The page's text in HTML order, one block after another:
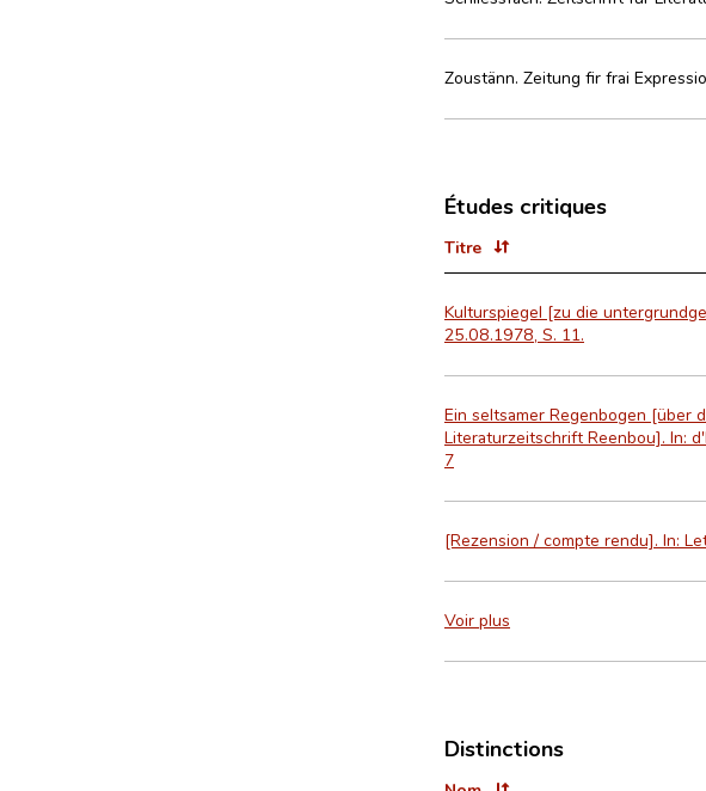
Zoustänn. Zeitung fir frai
Études critiques
Titre
Kulturspiegel [zu die
25.08.1978, S. 11.
Ein seltsamer Regenbogen [über
Literaturzeitschrift Reenbou]. In:
7
[Rezension / compte rendu]. In:
Voir plus
Distinctions